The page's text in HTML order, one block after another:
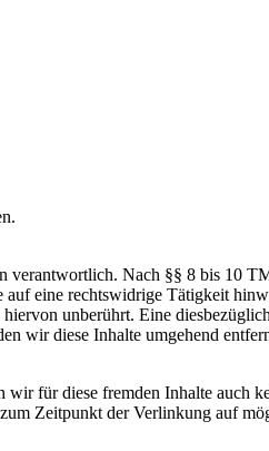
verantwortlich. Nach §§ 8 bis 10
auf eine rechtswidrige Tätigkeit
unberührt. Eine
wir diese Inhalte umgehend
für diese fremden Inhalte auch
Zeitpunkt der Verlinkung auf